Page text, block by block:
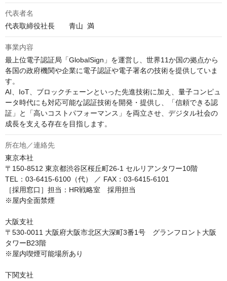
代表者名
代表取締役社長　　青山  満
事業内容
最上位電子認証局「GlobalSign」を運営し、世界11か国の拠点から
各国の政府機関や企業に電子認証や電子署名の技術を提供していま
す。
AI、IoT、ブロックチェーンといった先進技術に加え、量子コンピュ
ータ時代にも対応可能な認証技術を開発・提供し、「信頼できる認
証」と「高いコストパフォーマンス」を両立させ、デジタル社会の
成長を支える存在を目指します。
所在地／連絡先
東京本社
〒150-8512 東京都渋谷区桜丘町26-1 セルリアンタワー10階
TEL：03-6415-6100（代） ／ FAX：03-6415-6101
［採用窓口］担当：HR戦略室　採用担当
※屋内全面禁煙
大阪支社
〒530-0011 大阪府大阪市北区大深町3番1号　グランフロント大阪
タワーB23階
※屋内喫煙可能場所あり
下関支社